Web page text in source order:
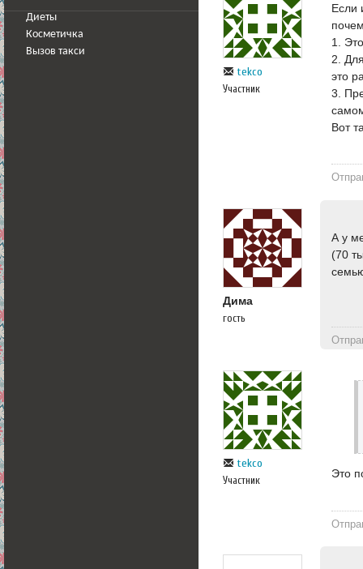
Диеты
Косметичка
Вызов такси
tekco
Участник
Если
1.
2.
это
3.
Вот
Дима
гость
А у
(70
tekco
Участник
Это